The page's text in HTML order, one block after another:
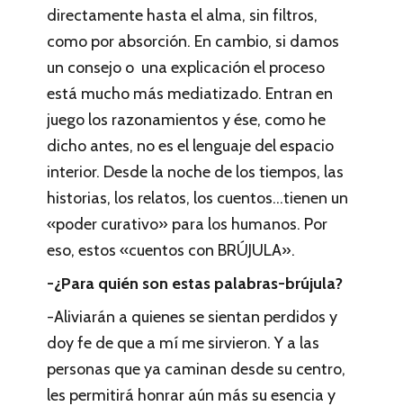
directamente hasta el alma, sin filtros,
como por absorción. En cambio, si damos
un consejo o una explicación el proceso
está mucho más mediatizado. Entran en
juego los razonamientos y ése, como he
dicho antes, no es el lenguaje del espacio
interior. Desde la noche de los tiempos, las
historias, los relatos, los cuentos…tienen un
«poder curativo» para los humanos. Por
eso, estos «cuentos con BRÚJULA».
-¿Para quién son estas palabras-brújula?
-Aliviarán a quienes se sientan perdidos y
doy fe de que a mí me sirvieron. Y a las
personas que ya caminan desde su centro,
les permitirá honrar aún más su esencia y